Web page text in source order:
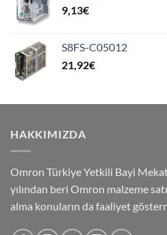
9,13€
S8FS-C05012
21,92€
HAKKIMIZDA
Omron Türkiye Yetkili Bayi
yılından beri Omron malzeme
alma konuların da faaliyet